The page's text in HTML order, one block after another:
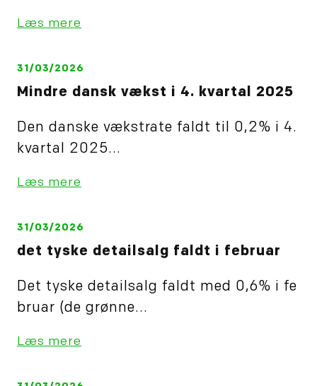
Læs mere
31/03/2026
Mindre dansk vækst i 4. kvartal 2025
Den danske vækstrate faldt til 0,2% i 4.
kvartal 2025...
Læs mere
31/03/2026
det tyske detailsalg faldt i februar
Det tyske detailsalg faldt med 0,6% i fe
bruar (de grønne...
Læs mere